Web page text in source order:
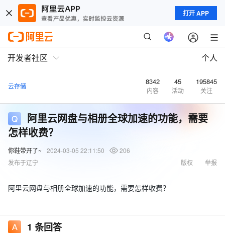
打开 APP
开发者社区 个人
云存储 8342
内容
45
活动
195845
关注
阿里云网盘与相册全球加速的功能，需要
怎样收费？
你鞋带开了~ 2024-03-05 22:11:50
206
发布于辽宁
举报
版权
阿里云网盘与相册全球加速的功能，需要怎样收费？
1 条回答